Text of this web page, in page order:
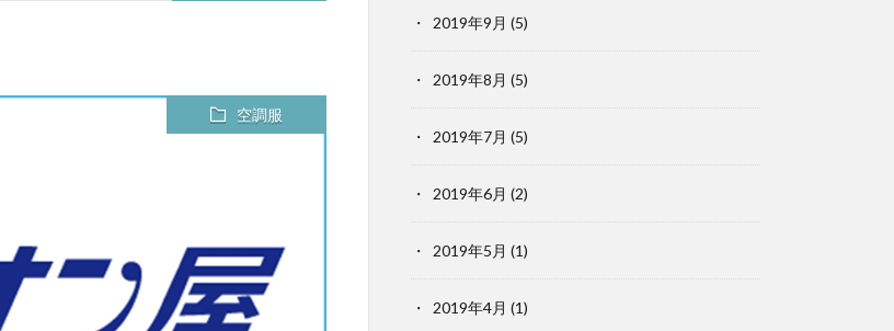
空調服
2019年9月 (5)
2019年8月 (5)
2019年7月 (5)
2019年6月 (2)
2019年5月 (1)
2019年4月 (1)